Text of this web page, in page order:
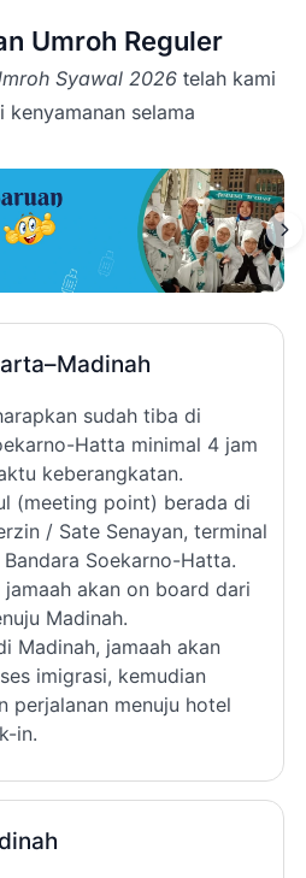
Umroh Reguler
Syawal 2026 telah kami
kenyamanan selama
sudah tiba di
Hatta minimal 4 jam
keberangkatan.
(meeting point) berada di
/ Sate Senayan, terminal
Soekarno-Hatta.
jamaah akan on board dari
Madinah.
Madinah, jamaah akan
imigrasi, kemudian
perjalanan menuju hotel
in.